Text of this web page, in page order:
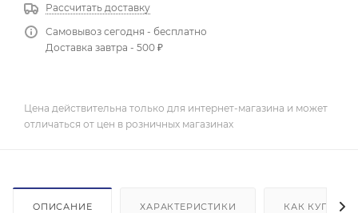
Рассчитать доставку
Самовывоз сегодня - бесплатно
Доставка завтра - 500 ₽
Цена действительна только для интернет-магазина и может
отличаться от цен в розничных магазинах
ОПИСАНИЕ ХАРАКТЕРИСТИКИ КАК КУПИТЬ